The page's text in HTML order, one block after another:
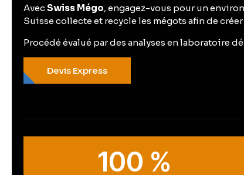
AvecSwiss Mégo, engagez-vous pour un
Suisse collecte et recycle les mégots afin de
Procédé évalué par des analyses en laboratoire
Devis Express
100 %